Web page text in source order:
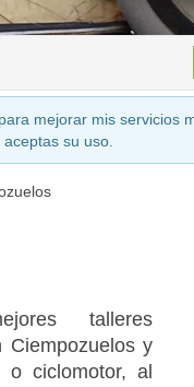
mejorar mis servicios
su uso.
talleres
Ciempozuelos y
o ciclomotor, al